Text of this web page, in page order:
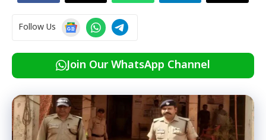
Follow Us
Join Our WhatsApp Channel